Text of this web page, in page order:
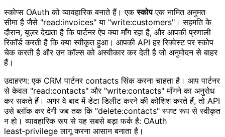
स्कोप्स OAuth को व्यावहारिक बनाते हैं। एकस्कोपएक नामित अनुमत
सीमा है जैसे "read:invoices" या "write:customers"। सहमति के
दौरान, यूज़र देखता है कि पार्टनर ऐप क्या माँग रहा है, और आपकी प्रणाली
रिकॉर्ड करती है कि क्या स्वीकृत हुआ। आपकी API हर रिक्वेस्ट पर स्कोप
चेक करती है और उन कॉल्स को अस्वीकार कर देती है जो अनुमोदन से बाहर
हैं।
उदाहरण: एक CRM पार्टनर contacts सिंक करना चाहता है। आप पार्टनर
से केवल "read:contacts" और "write:contacts" माँगने का अनुरोध
कर सकते हैं। अगर वे बाद में डेटा डिलीट करने की कोशिश करते हैं, तो API
उसे ब्लॉक कर देगी जब तक कि "delete:contacts" स्पष्ट रूप से स्वीकृत
न हो। व्यावहारिक रूप से यह सबसे बड़ा फर्क है: OAuth
least‑privilege लागू करना आसान बनाता है।